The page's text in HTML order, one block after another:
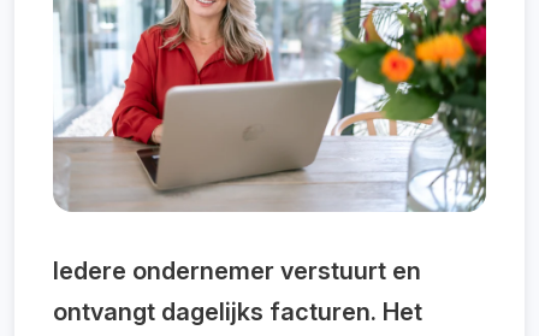
Iedere ondernemer verstuurt en
ontvangt dagelijks facturen. Het